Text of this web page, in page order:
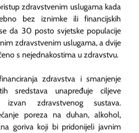
zdravstvenim uslugama kada
bez iznimke ili financijskih
da 30 posto svjetske populacije
zdravstvenim uslugama, a dvije
s nejednakostima u zdravstvu.
zdravstva i smanjenje
sredstava unapređuje ciljeve
zdravstvenog sustava.
poreza na duhan, alkohol,
goriva koji bi pridonijeli javnim